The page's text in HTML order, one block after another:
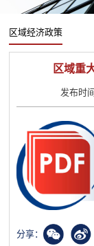
区域经济政策
区域重
发布时
分享：